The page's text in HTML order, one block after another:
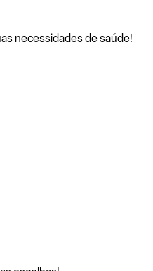
necessidades de saúde!